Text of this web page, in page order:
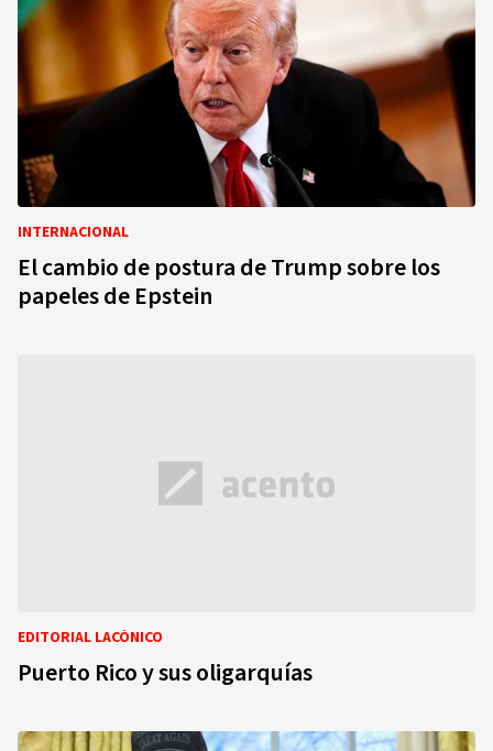
INTERNACIONAL
El cambio de postura de Trump sobre los
papeles de Epstein
EDITORIAL LACÓNICO
Puerto Rico y sus oligarquías